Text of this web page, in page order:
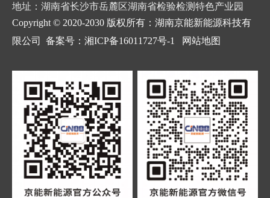
地址：湖南省长沙市岳麓区湖南省检验检测特色产业园
Copyright © 2020-2030 版权所有：湖南京能新能源科技有
限公司 备案号：湘ICP备16011727号-1 网站地图